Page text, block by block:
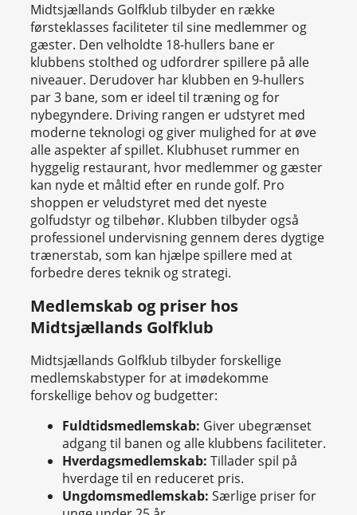
Midtsjællands Golfklub tilbyder en række
førsteklasses faciliteter til sine medlemmer og
gæster. Den velholdte 18-hullers bane er
klubbens stolthed og udfordrer spillere på alle
niveauer. Derudover har klubben en 9-hullers
par 3 bane, som er ideel til træning og for
nybegyndere. Driving rangen er udstyret med
moderne teknologi og giver mulighed for at øve
alle aspekter af spillet. Klubhuset rummer en
hyggelig restaurant, hvor medlemmer og gæster
kan nyde et måltid efter en runde golf. Pro
shoppen er veludstyret med det nyeste
golfudstyr og tilbehør. Klubben tilbyder også
professionel undervisning gennem deres dygtige
trænerstab, som kan hjælpe spillere med at
forbedre deres teknik og strategi.
Medlemskab og priser hos
Midtsjællands Golfklub
Midtsjællands Golfklub tilbyder forskellige
medlemskabstyper for at imødekomme
forskellige behov og budgetter:
Fuldtidsmedlemskab: Giver ubegrænset
adgang til banen og alle klubbens faciliteter.
Hverdagsmedlemskab: Tillader spil på
hverdage til en reduceret pris.
Ungdomsmedlemskab: Særlige priser for